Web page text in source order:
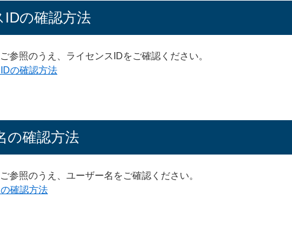
の確認方法
参照のうえ、ライセンスIDをご確認ください。
の確認方法
の確認方法
参照のうえ、ユーザー名をご確認ください。
確認方法